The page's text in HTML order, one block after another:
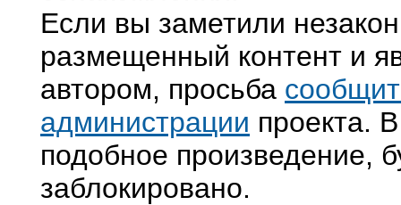
Если вы заметили
размещенный контент и
автором, просьба
администрации проекта.
подобное произведение,
заблокировано.